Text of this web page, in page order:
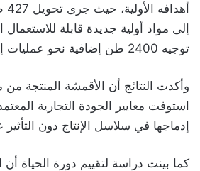
إلى مواد أولية جديدة قابلة للاستعمال
توجيه 2400 طن إضافية نحو عمليات إعادة التدوير.
وأكدت النتائج أن الأقمشة المنتجة من
استوفت معايير الجودة التجارية
إدماجها في سلاسل الإنتاج دون التأثير
كما بينت دراسة لتقييم دورة الحياة أن